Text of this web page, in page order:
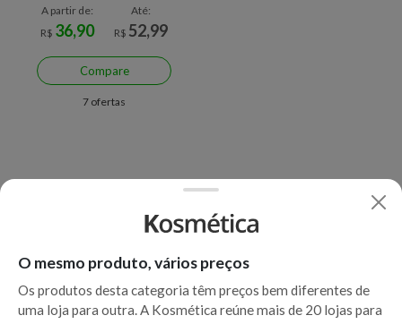
A partir de:
R$ 36,90
Até:
R$ 52,99
Compare
7 ofertas
O mesmo produto, vários preços
Os produtos desta categoria têm preços bem diferentes de
uma loja para outra. A Kosmética reúne mais de 20 lojas para